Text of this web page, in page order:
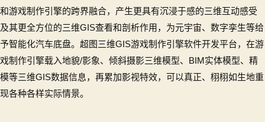
和游戏制作引擎的跨界融合，产生更具有沉浸于感的三维互动感受
及其更全方位的三维GIS查看和剖析作用，为元宇宙、数字孪生等给
予智能化汽车底盘。超图三维GIS游戏制作引擎软件开发平台，在游
戏制作引擎载入地貌/影象、倾斜摄影三维模型、BIM实体模型、精
模等三维GIS数据信息，再累加影视特效，可以真正、栩栩如生地重
现各种各样实际情景。